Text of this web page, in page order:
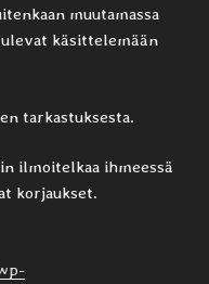
muutamassa
käsittelemään
tarkastuksesta.
ilmoitelkaa ihmeessä
korjaukset.